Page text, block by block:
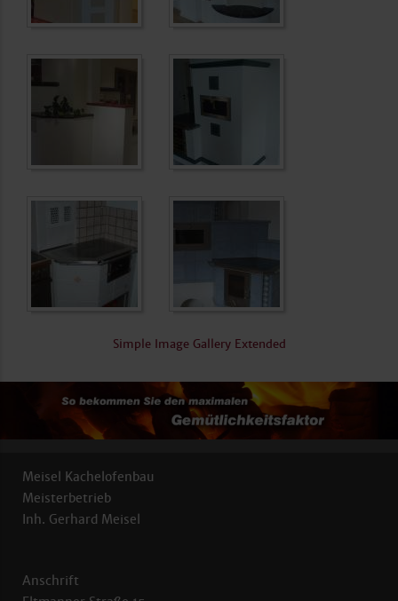
Simple Image Gallery Extended
Meisel Kachelofenbau
Meisterbetrieb
Inh. Gerhard Meisel
Anschrift